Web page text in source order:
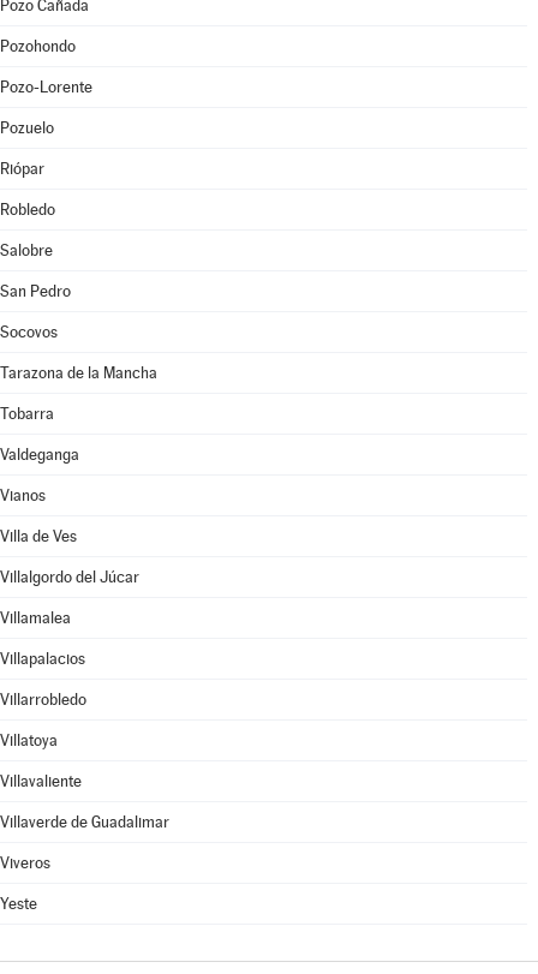
Pozo Cañada
Pozohondo
Pozo-Lorente
Pozuelo
Riópar
Robledo
Salobre
San Pedro
Socovos
Tarazona de la Mancha
Tobarra
Valdeganga
Vianos
Villa de Ves
Villalgordo del Júcar
Villamalea
Villapalacios
Villarrobledo
Villatoya
Villavaliente
Villaverde de Guadalimar
Viveros
Yeste